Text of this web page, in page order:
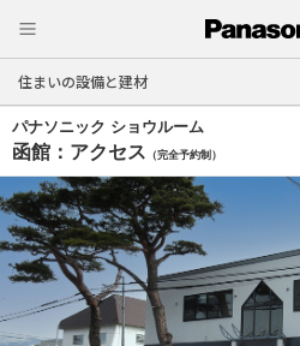
住まいの設備と建材
パナソニック ショウルーム
函館：アクセス （完全予約制）